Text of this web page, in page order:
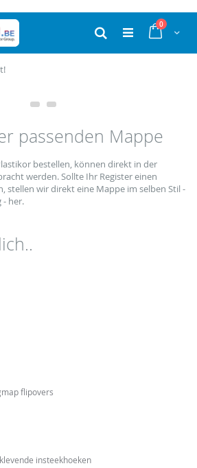
Cart
0producten
Zoek
passenden Mappe
bestellen, können direkt in der
werden. Sollte Ihr Register einen
stellen wir direkt eine Mappe im selben Stil -
- her.
flipovers
insteekhoeken